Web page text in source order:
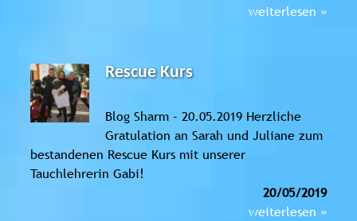
weiterlesen »
Rescue Kurs
Blog Sharm - 20.05.2019 Herzliche
Gratulation an Sarah und Juliane zum
bestandenen Rescue Kurs mit unserer
Tauchlehrerin Gabi!
20/05/2019
weiterlesen »